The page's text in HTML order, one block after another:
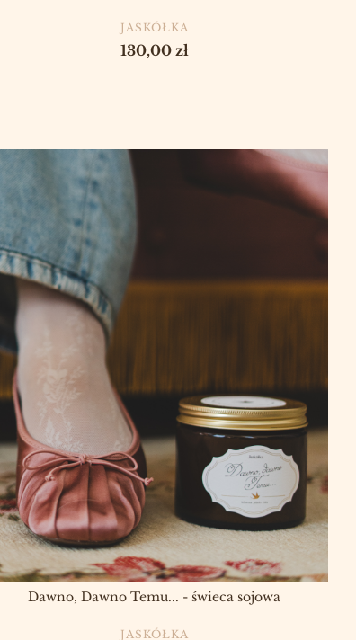
PRODUCENT
JASKÓŁKA
Cena
130,00 zł
Dawno, Dawno Temu... - świeca sojowa
PRODUCENT
JASKÓŁKA